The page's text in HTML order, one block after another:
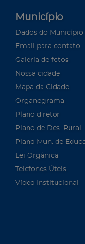
Município
Dados do Município
Email para contato
Galeria de fotos
Nossa cidade
Mapa da Cidade
Organograma
Plano diretor
Plano de Des. Rural
Plano Mun. de
Lei Orgânica
Telefones Úteis
Vídeo Institucional